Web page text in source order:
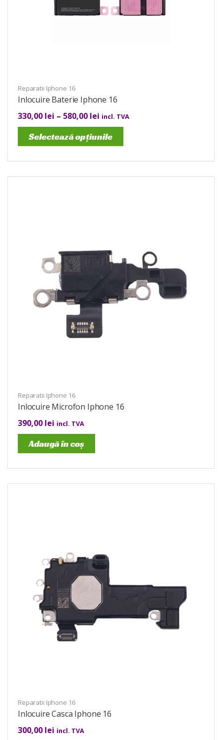
Reparatii Iphone 16
Inlocuire Baterie Iphone 16
330,00 lei – 580,00 lei incl. TVA
Selectează opțiunile
Reparatii Iphone 16
Inlocuire Microfon Iphone 16
390,00 lei incl. TVA
Adaugă în coș
Reparatii Iphone 16
Inlocuire Casca Iphone 16
300,00 lei incl. TVA